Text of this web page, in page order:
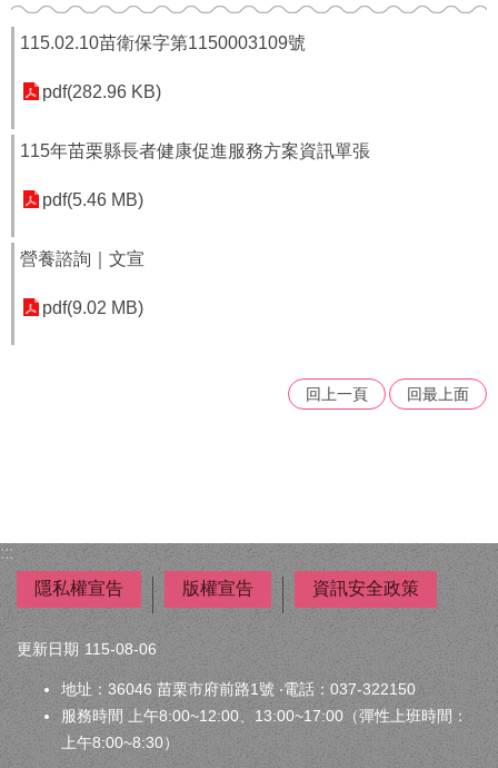
別
等
區
身
心
礙
權
盈
餘
補
115.02.10苗衛保字第1150003109號
pdf(282.96 KB)
115年苗栗縣長者健康促進服務方案資訊單張
pdf(5.46 MB)
營養諮詢｜文宣
pdf(9.02 MB)
回上一頁 回最上面
:::
隱私權宣告
版權宣告 資訊安全政策
更新日期 115-08-06
地址：36046 苗栗市府前路1號 ‧電話：037-322150
服務時間 上午8:00~12:00、13:00~17:00（彈性上班時間：
上午8:00~8:30）